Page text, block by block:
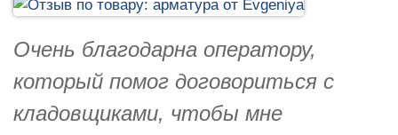
Очень благодарна оператору,
который помог договориться с
кладовщиками, чтобы мне